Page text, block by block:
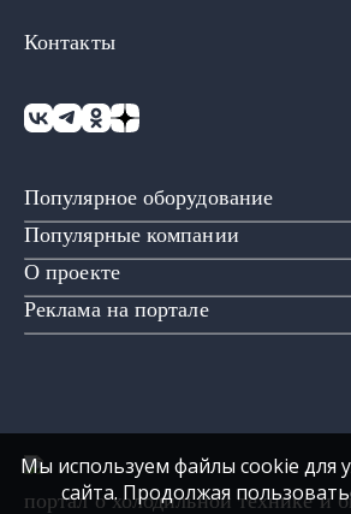
Популярное оборудование
Популярные компании
О проекте
Реклама на портале
Контакты
портал о холодильной технике и
Мы используем файлы cookie для
сайта. Продолжая